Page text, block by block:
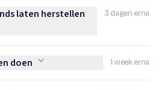
3 dagen erna
herstellen afvinken
laten herstellen
1 week erna
afvinken
doen